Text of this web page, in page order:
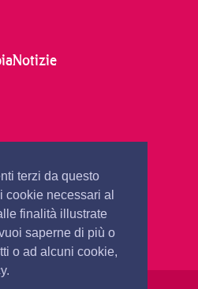
terzi da questo
necessari al
finalità illustrate
saperne di più o
o ad alcuni cookie,